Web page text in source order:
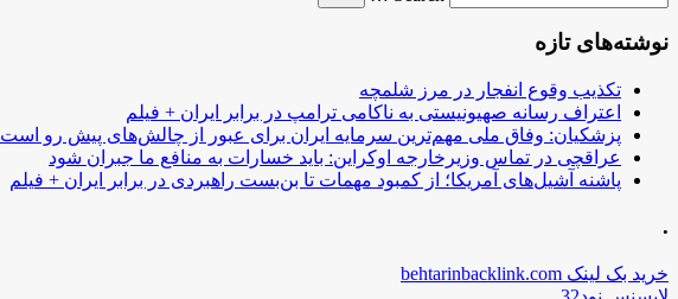
نوشته‌های تازه
تکذیب وقوع انفجار در مرز شلمچه
اعتراف رسانه صهیونیستی به ناکامی ترامپ در برابر ایران + فیلم
پزشکیان: وفاق ملی مهم‌ترین سرمایه ایران برای عبور از چالش‌های پیش رو است
عراقچی در تماس وزیرخارجه اوکراین: باید خسارات به منافع ما جبران شود
پاشنه آشیل‌های آمریکا؛ از کمبود مهمات تا بن‌بست راهبردی در برابر ایران + فیلم
.
خرید بک لینک behtarinbacklink.com